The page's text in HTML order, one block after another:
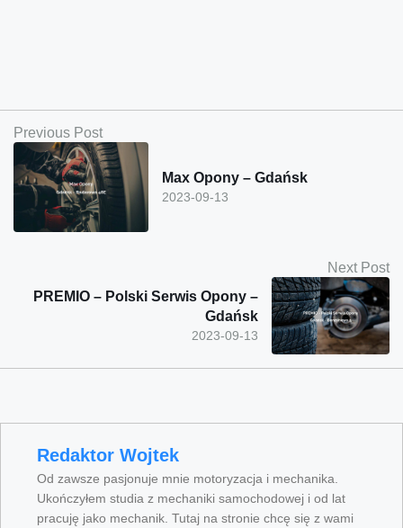
Previous Post
2023-09-13
Max Opony – Gdańsk
Next Post
2023-09-13
PREMIO – Polski Serwis Opony –
Gdańsk
Redaktor Wojtek
Od zawsze pasjonuje mnie motoryzacja i mechanika.
Ukończyłem studia z mechaniki samochodowej i od lat
pracuję jako mechanik. Tutaj na stronie chcę się z wami